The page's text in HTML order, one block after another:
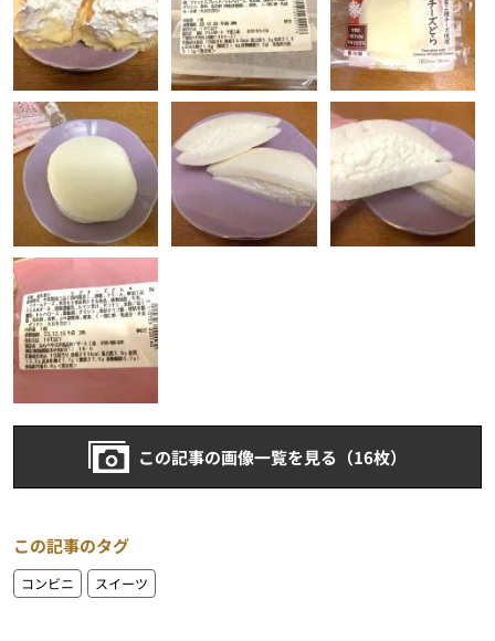
この記事の画像一覧を見る（16枚）
この記事のタグ
コンビニ スイーツ